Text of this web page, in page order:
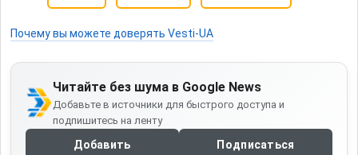
Почему вы можете доверять Vesti-UA
Читайте без шума в Google News
Добавьте в источники для быстрого доступа и
подпишитесь на ленту
Добавить Подписаться